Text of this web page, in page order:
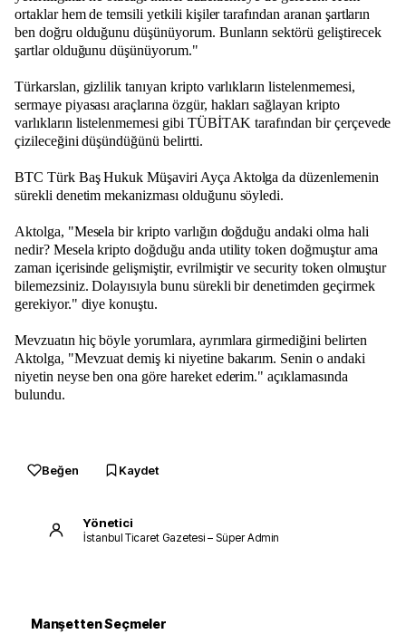
ortaklar hem de temsili yetkili kişiler tarafından aranan şartların
ben doğru olduğunu düşünüyorum. Bunların sektörü geliştirecek
şartlar olduğunu düşünüyorum."
Türkarslan, gizlilik tanıyan kripto varlıkların listelenmemesi,
sermaye piyasası araçlarına özgür, hakları sağlayan kripto
varlıkların listelenmemesi gibi TÜBİTAK tarafından bir çerçevede
çizileceğini düşündüğünü belirtti.
BTC Türk Baş Hukuk Müşaviri Ayça Aktolga da düzenlemenin
sürekli denetim mekanizması olduğunu söyledi.
Aktolga, "Mesela bir kripto varlığın doğduğu andaki olma hali
nedir? Mesela kripto doğduğu anda utility token doğmuştur ama
zaman içerisinde gelişmiştir, evrilmiştir ve security token olmuştur
bilemezsiniz. Dolayısıyla bunu sürekli bir denetimden geçirmek
gerekiyor." diye konuştu.
Mevzuatın hiç böyle yorumlara, ayrımlara girmediğini belirten
Aktolga, "Mevzuat demiş ki niyetine bakarım. Senin o andaki
niyetin neyse ben ona göre hareket ederim." açıklamasında
bulundu.
Beğen Kaydet
Yönetici
İstanbul Ticaret Gazetesi – Süper Admin
Manşetten Seçmeler